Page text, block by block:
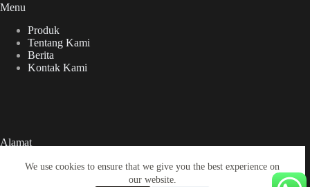
We use cookies to ensure that we give you the best experience on
our website.
Menu
Produk
Tentang Kami
Berita
Kontak Kami
Alamat
Jl. Dr. Wahidin Sudirohusodo No.728A, Dahanrejo, Kec.
Kebomas, Kabupaten Gresik, Jawa Timur